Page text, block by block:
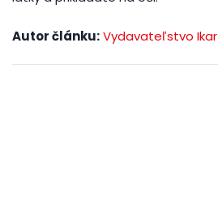
Autor článku:Vydavateľstvo Ikar